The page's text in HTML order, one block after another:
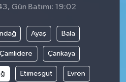
Gün Batımı: 19:02
Ayaş Bala
Çamlıdere Çankaya
Etimesgut Evren